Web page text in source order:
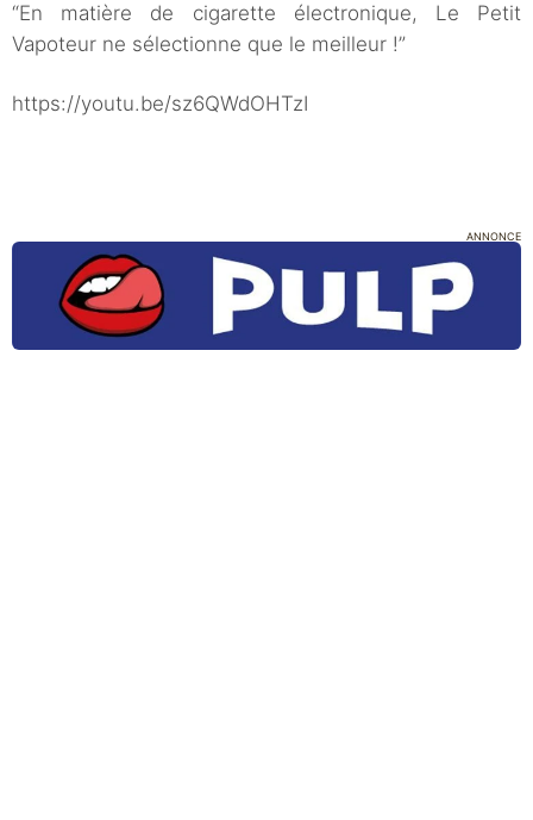
“En matière de cigarette électronique, Le Petit
Vapoteur ne sélectionne que le meilleur !”
https://youtu.be/sz6QWdOHTzI
ANNONCE